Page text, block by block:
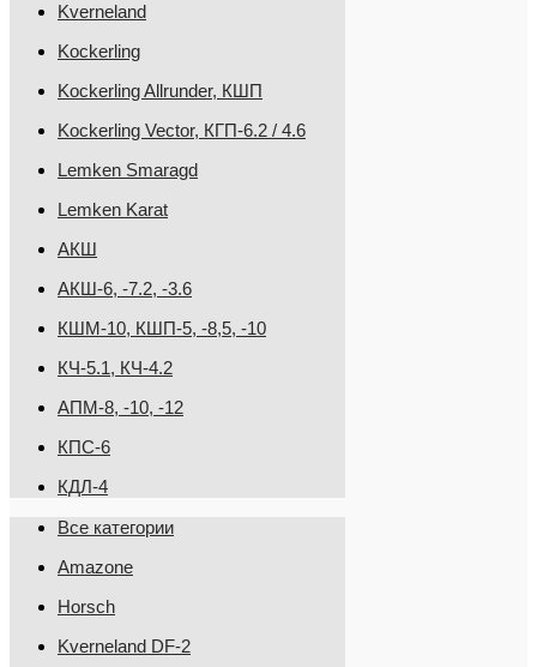
Kverneland
Kockerling
Kockerling Allrunder, КШП
Kockerling Vector, КГП-6.2 / 4.6
Lemken Smaragd
Lemken Karat
АКШ
АКШ-6, -7.2, -3.6
КШМ-10, КШП-5, -8,5, -10
КЧ-5.1, КЧ-4.2
АПМ-8, -10, -12
КПС-6
КДЛ-4
Все категории
Amazone
Horsch
Kverneland DF-2